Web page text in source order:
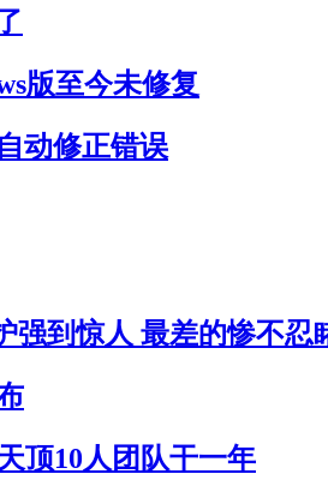
版至今未修复
动修正错误
强到惊人 最差的惨不忍
顶10人团队干一年